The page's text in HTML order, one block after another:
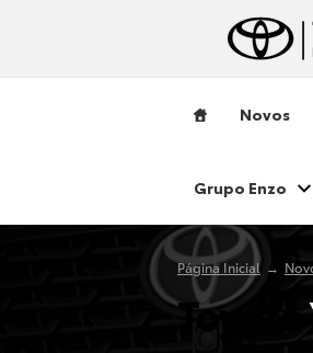
Novos
Grupo Enzo
Página Inicial
Toyota